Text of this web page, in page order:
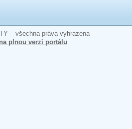
– všechna práva vyhrazena
plnou verzi portálu